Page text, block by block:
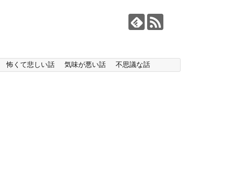
怖くて悲しい話 気味が悪い話 不思議な話